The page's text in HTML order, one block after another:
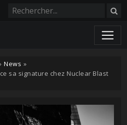
News »
sa signature chez Nuclear Blast